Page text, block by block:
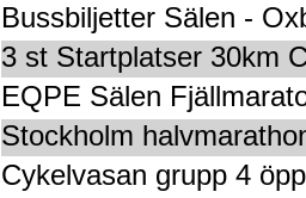
Bussbiljetter Sälen -
3 st Startplatser 30km
EQPE Sälen
Stockholm
Cykelvasan grupp 4